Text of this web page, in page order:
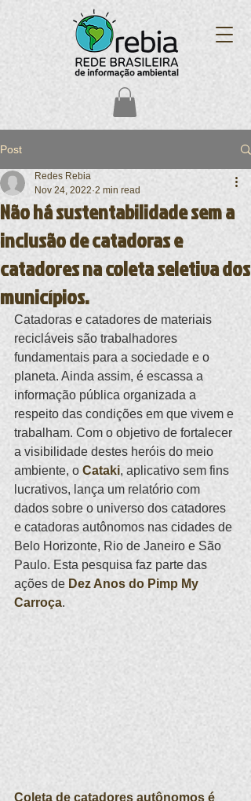
Post
Não há sustentabilidade sem a
inclusão de catadoras e
catadores na coleta seletiva dos
municípios.
Redes Rebia
Nov 24, 2022 2 min read
Catadoras e catadores de materiais
recicláveis são trabalhadores
fundamentais para a sociedade e o
planeta. Ainda assim, é escassa a
informação pública organizada a
respeito das condições em que vivem e
trabalham. Com o objetivo de fortalecer
a visibilidade destes heróis do meio
ambiente, o Cataki, aplicativo sem fins
lucrativos, lança um relatório com
dados sobre o universo dos catadores
e catadoras autônomos nas cidades de
Belo Horizonte, Rio de Janeiro e São
Paulo. Esta pesquisa faz parte das
ações de Dez Anos do Pimp My
Carroça.
Coleta de catadores autônomos é